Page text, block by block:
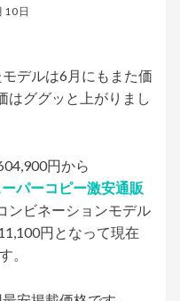
10日
デルは6月にもまた価
はググッと上がりまし
円から
パーコピー激安通販
ンビネーションモデル
円となって現在
。